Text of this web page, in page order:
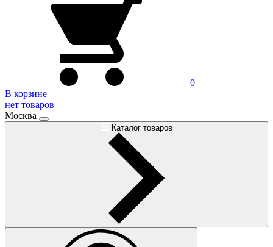
0
В корзине
нет товаров
Москва
Каталог товаров